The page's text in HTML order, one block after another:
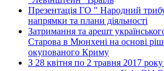
Презентація ГО " Народний
напрямки та плани діяльності
Затримання та арешт
Старова в Мюнхені на основі
окупованого Криму
З 28 квітня по 2 травня 2017 року